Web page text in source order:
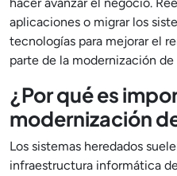
aplicaciones o migrar los
tecnologías para mejorar el
parte de la modernización
¿Por qué es
modernización
Los sistemas heredados
infraestructura informática